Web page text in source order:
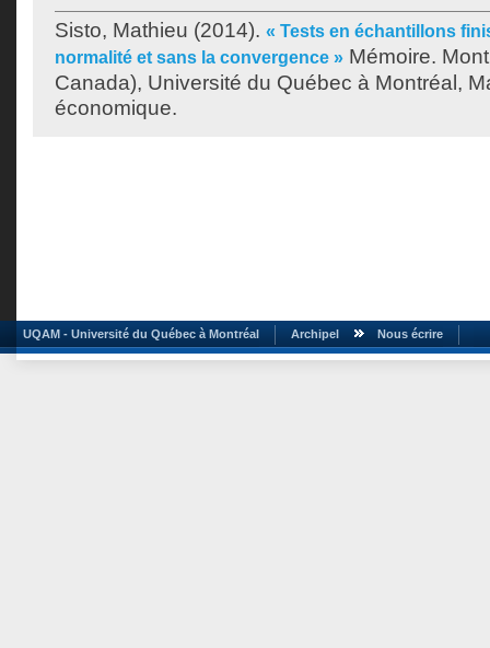
Sisto, Mathieu (2014). « Tests en échantillons
normalité et sans la convergence » Mémoire.
Canada), Université du Québec à Montréal,
économique.
UQAM - Université du Québec à Montréal Archipel Nous écrire